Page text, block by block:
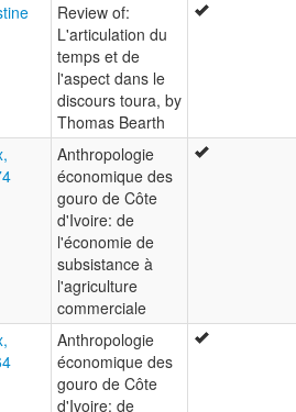
Review of:
L'articulation du
temps et de
l'aspect dans le
discours toura, by
Thomas Bearth
Anthropologie
économique des
gouro de Côte
d'Ivoire: de
l'économie de
subsistance à
l'agriculture
commerciale
Anthropologie
économique des
gouro de Côte
d'Ivoire: de